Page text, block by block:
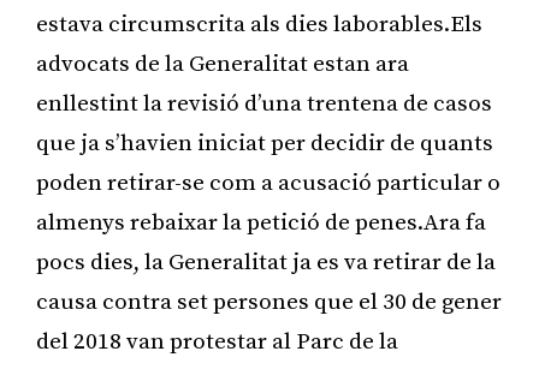
estava circumscrita als dies laborables.Els
advocats de la Generalitat estan ara
enllestint la revisió d’una trentena de casos
que ja s’havien iniciat per decidir de quants
poden retirar-se com a acusació particular o
almenys rebaixar la petició de penes.Ara fa
pocs dies, la Generalitat ja es va retirar de la
causa contra set persones que el 30 de gener
del 2018 van protestar al Parc de la